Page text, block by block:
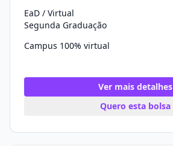
EaD / Virtual
Segunda Graduação
Campus 100% virtual
Ver mais detalhes
Quero esta bolsa